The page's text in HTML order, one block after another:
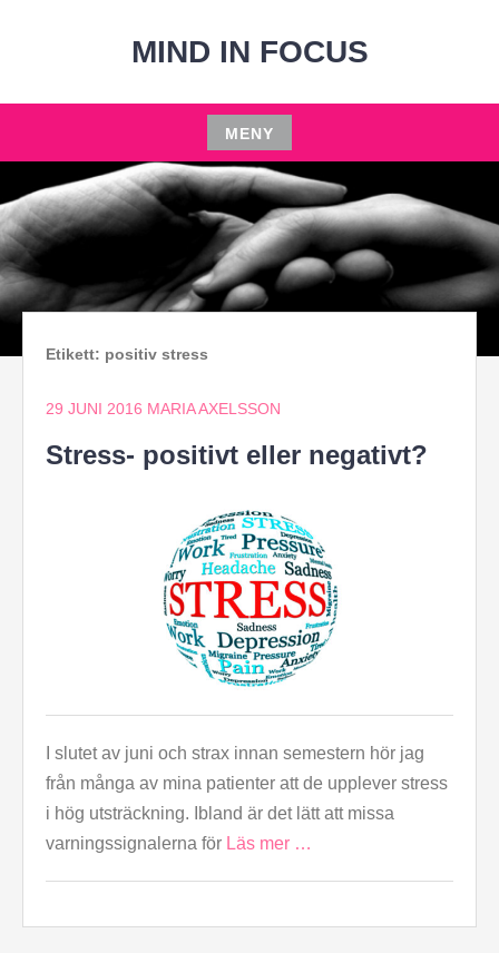
MIND IN FOCUS
MENY
Hoppa
till
innehåll
Etikett: positiv stress
29 JUNI 2016 MARIA AXELSSON
Stress- positivt eller negativt?
I slutet av juni och strax innan semestern hör jag
från många av mina patienter att de upplever stress
i hög utsträckning. Ibland är det lätt att missa
varningssignalerna för Läs mer …